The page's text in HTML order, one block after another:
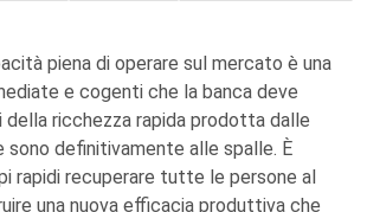
piena di operare sul mercato è una
e cogenti che la banca deve
della ricchezza rapida prodotta dalle
sono definitivamente alle spalle. È
rapidi recuperare tutte le persone al
una nuova efficacia produttiva che